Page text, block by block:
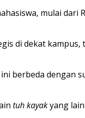
mulai dari
di dekat
berbeda dengan
tuh kayakyang